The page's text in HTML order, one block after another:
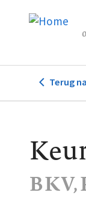
de
Terug
BKV,